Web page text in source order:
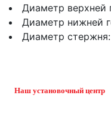
Диаметр верхней
Диаметр нижней
Диаметр
Наш установочный центр